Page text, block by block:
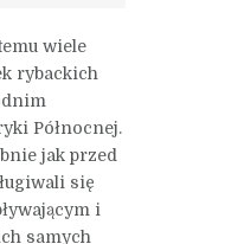
wiele
rybackich
Północnej.
jak przed
się
i
samych